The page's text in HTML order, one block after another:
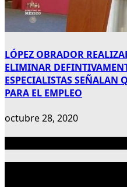
LÓPEZ OBRADOR
ELIMINAR
ESPECIALISTAS SEÑALAN
PARA EL EMPLEO
octubre 28, 2020